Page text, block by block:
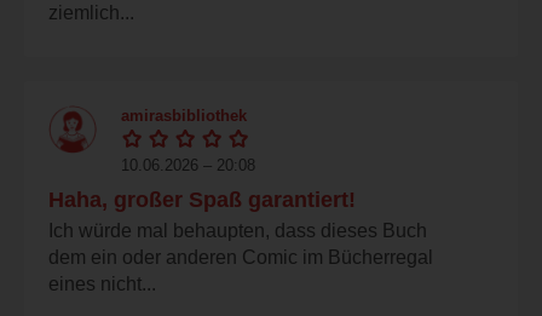
ziemlich...
amirasbibliothek
10.06.2026 – 20:08
Haha, großer Spaß garantiert!
Ich würde mal behaupten, dass dieses Buch
dem ein oder anderen Comic im Bücherregal
eines nicht...